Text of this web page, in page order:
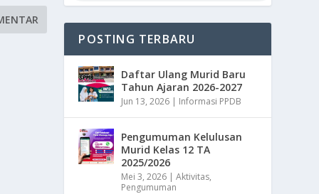
POSTING TERBARU
Daftar Ulang Murid Baru
Tahun Ajaran 2026-2027
Jun 13, 2026 | Informasi PPDB
Pengumuman Kelulusan
Murid Kelas 12 TA
2025/2026
Mei 3, 2026 |Aktivitas,
Pengumuman